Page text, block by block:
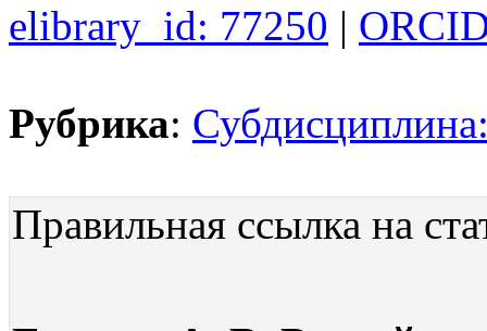
elibrary_id: 77250 |
Рубрика:
Правильная ссылка на